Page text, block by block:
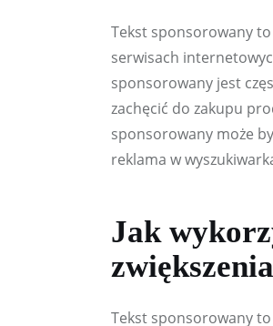
Tekst sponsorowany
serwisach
sponsorowany jest
zachęcić do zakupu
sponsorowany może
reklama w
Jak
Tekst sponsorowany